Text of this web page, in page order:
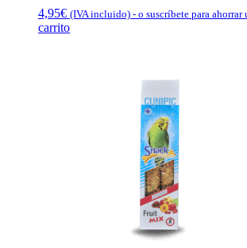
4,95€ (IVA incluido) - o suscríbete para ahorrar
carrito